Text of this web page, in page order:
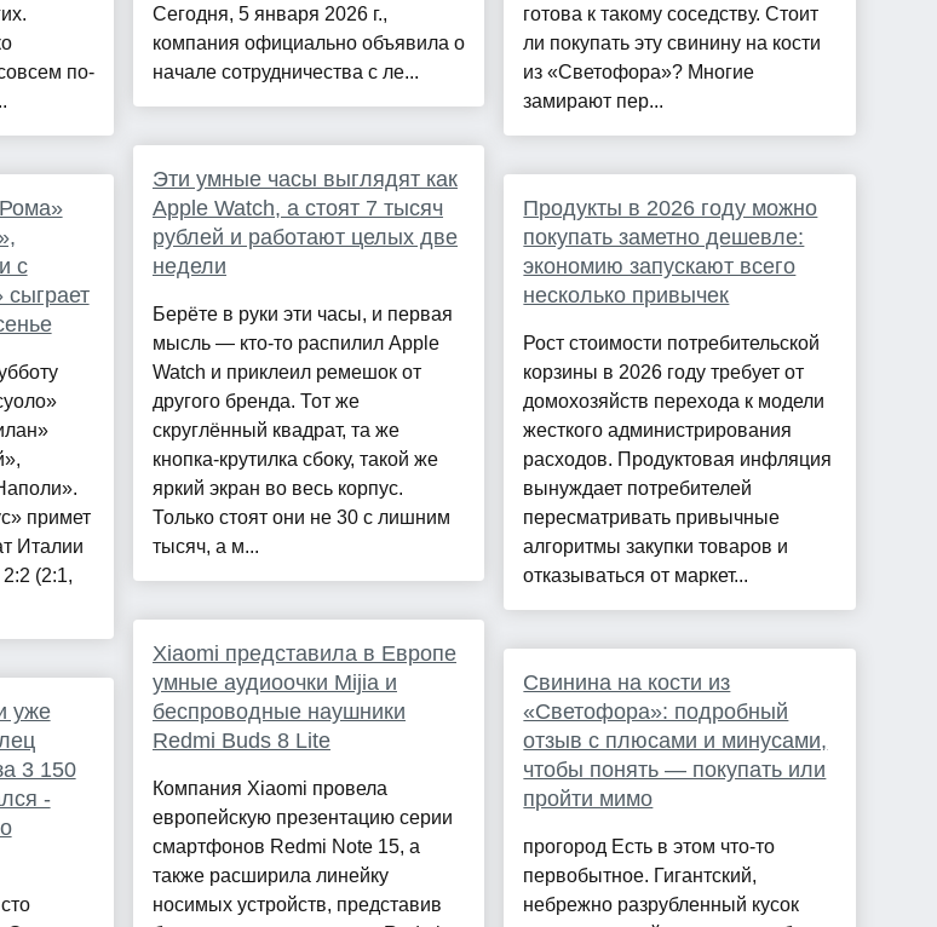
по-
с
примет
Италии
(2:1,
уже
3 150
-
Сегодня, 5 января 2026 г.,
компания официально объявила о
начале сотрудничества с ле...
Эти умные часы выглядят как
Apple Watch, а стоят 7 тысяч
рублей и работают целых две
недели
Берёте в руки эти часы, и первая
мысль — кто-то распилил Apple
Watch и приклеил ремешок от
другого бренда. Тот же
скруглённый квадрат, та же
кнопка-крутилка сбоку, такой же
яркий экран во весь корпус.
Только стоят они не 30 с лишним
тысяч, а м...
Xiaomi представила в Европе
умные аудиоочки Mijia и
беспроводные наушники
Redmi Buds 8 Lite
Компания Xiaomi провела
европейскую презентацию серии
смартфонов Redmi Note 15, а
также расширила линейку
носимых устройств, представив
готова к такому соседству. Стоит
ли покупать эту свинину на кости
из «Светофора»? Многие
замирают пер...
Продукты в 2026 году можно
покупать заметно дешевле:
экономию запускают всего
несколько привычек
Рост стоимости потребительской
корзины в 2026 году требует от
домохозяйств перехода к модели
жесткого администрирования
расходов. Продуктовая инфляция
вынуждает потребителей
пересматривать привычные
алгоритмы закупки товаров и
отказываться от маркет...
Свинина на кости из
«Светофора»: подробный
отзыв с плюсами и минусами,
чтобы понять — покупать или
пройти мимо
прогород Есть в этом что-то
первобытное. Гигантский,
небрежно разрубленный кусок